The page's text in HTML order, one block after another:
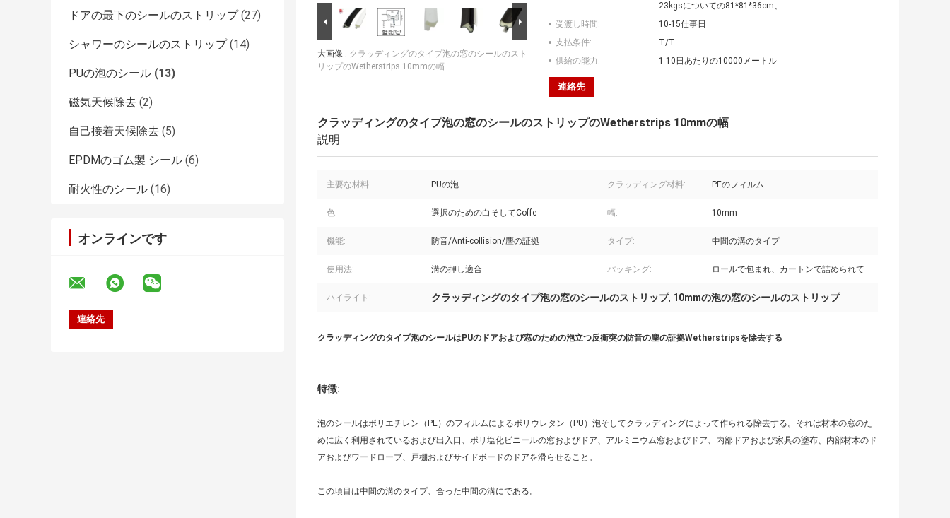
ドアの最下のシールのストリップ (27)
シャワーのシールのストリップ (14)
PUの泡のシール (13)
磁気天候除去 (2)
自己接着天候除去 (5)
EPDMのゴム製 シール (6)
耐火性のシール (16)
オンラインです
大画像 : クラッディングのタイプ泡の窓のシールのスト
リップのWetherstrips 10mmの幅
23kgsについての81*81*36cm、
受渡し時間:
10-15仕事日
支払条件:
T/T
供給の能力:
1 10日あたりの10000メートル
連絡先
クラッディングのタイプ泡の窓のシールのストリップのWetherstrips 10mmの幅
説明
主要な材料: PUの泡 クラッディング材料: PEのフィルム
色: 選択のための白そしてCoffe 幅: 10mm
機能: 防音/Anti-collision/塵の証拠 タイプ: 中間の溝のタイプ
使用法: 溝の押し適合 パッキング: ロールで包まれ、カートンで詰められて
ハイライト: クラッディングのタイプ泡の窓のシールのストリップ, 10mmの泡の窓のシールのストリップ
クラッディングのタイプ泡のシールはPUのドアおよび窓のための泡立つ反衝突の防音の塵の証拠Wetherstripsを除去する
特徴:
泡のシールはポリエチレン（PE）のフィルムによるポリウレタン（PU）泡そしてクラッディングによって作られる除去する。それは材木の窓のた
めに広く利用されているおよび出入口、ポリ塩化ビニールの窓およびドア、アルミニウム窓およびドア、内部ドアおよび家具の塗布、内部材木のド
アおよびワードローブ、戸棚およびサイドボードのドアを滑らせること。
この項目は中間の溝のタイプ、合った中間の溝にである。